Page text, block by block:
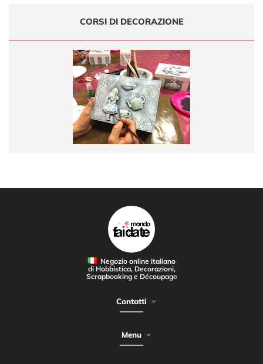
CORSI DI DECORAZIONE
Negozio online italiano
di Hobbistica, Decorazioni,
Scrapbooking e Découpage
Contatti
Menu